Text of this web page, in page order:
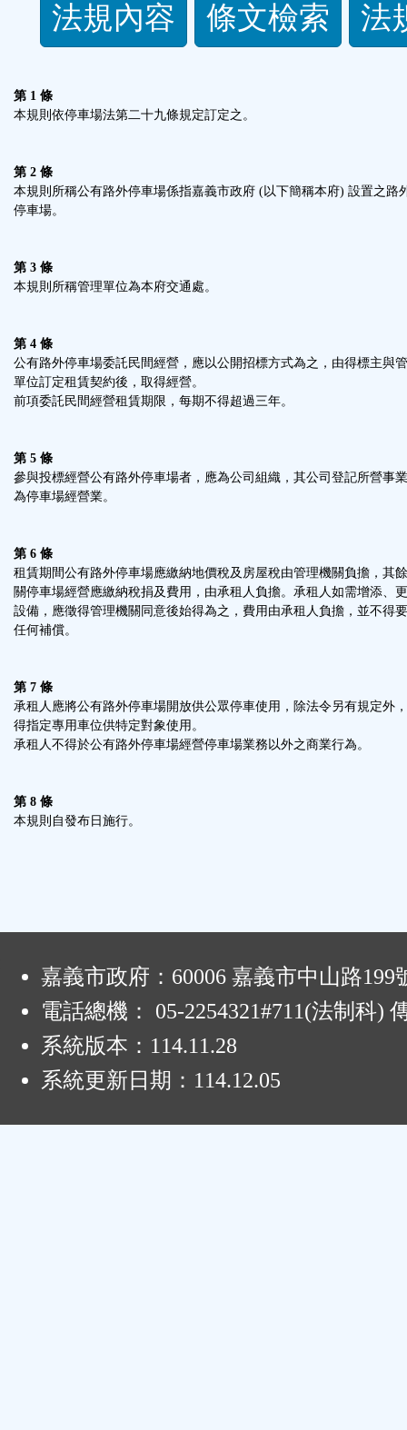
規
功
按
區
法規內容 條文檢索 法
第 1 條
本規則依停車場法第二十九條規定訂定之。
第 2 條
本規則所稱公有路外停車場係指嘉義市政府 (以下簡稱本府) 設置之路
停車場。
第 3 條
本規則所稱管理單位為本府交通處。
第 4 條
公有路外停車場委託民間經營，應以公開招標方式為之，由得標主與
單位訂定租賃契約後，取得經營。
前項委託民間經營租賃期限，每期不得超過三年。
第 5 條
參與投標經營公有路外停車場者，應為公司組織，其公司登記所營事
為停車場經營業。
第 6 條
租賃期間公有路外停車場應繳納地價稅及房屋稅由管理機關負擔，其
關停車場經營應繳納稅捐及費用，由承租人負擔。承租人如需增添、
設備，應徵得管理機關同意後始得為之，費用由承租人負擔，並不得
任何補償。
第 7 條
承租人應將公有路外停車場開放供公眾停車使用，除法令另有規定外
得指定專用車位供特定對象使用。
承租人不得於公有路外停車場經營停車場業務以外之商業行為。
第 8 條
本規則自發布日施行。
嘉義市政府：60006 嘉義市中山路199
電話總機： 05-2254321#711(法制科)
系統版本： 114.11.28
系統更新日期： 114.12.05